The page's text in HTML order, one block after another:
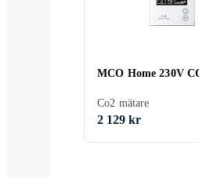
MCO Home 230V
Co2 mätare
2 129 kr